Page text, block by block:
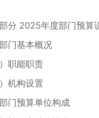
2025年度部门预算
基本概况
能职责
构设置
预算单位构成